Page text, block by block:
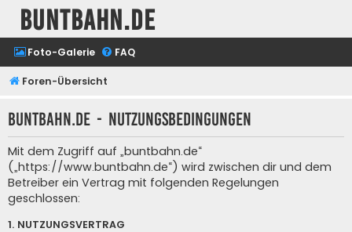
buntbahn.de
Foto-Galerie FAQ
Foren-Übersicht
buntbahn.de - Nutzungsbedingungen
Mit dem Zugriff auf „buntbahn.de“
(„https://www.buntbahn.de“) wird zwischen dir und dem
Betreiber ein Vertrag mit folgenden Regelungen
geschlossen:
1. NUTZUNGSVERTRAG